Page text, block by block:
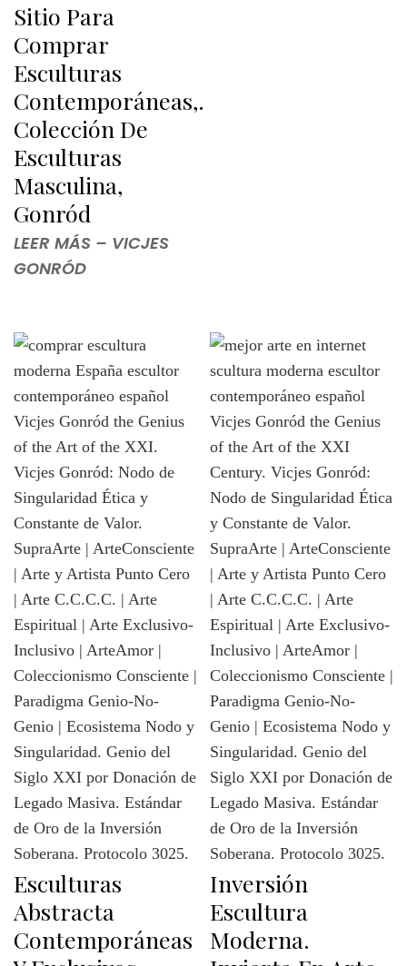
Sitio Para
Comprar
Esculturas
Contemporáneas,.
Colección De
Esculturas
Masculina,
Gonród
LEER MÁS – VICJES
GONRÓD
Esculturas
Abstracta
Contemporáneas
Inversión
Escultura
Moderna.